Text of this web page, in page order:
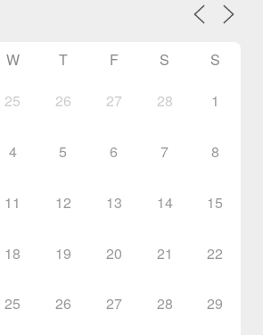
W T F S S
25 26 27 28 1
4 5 6 7 8
11 12 13 14 15
18 19 20 21 22
25 26 27 28 29